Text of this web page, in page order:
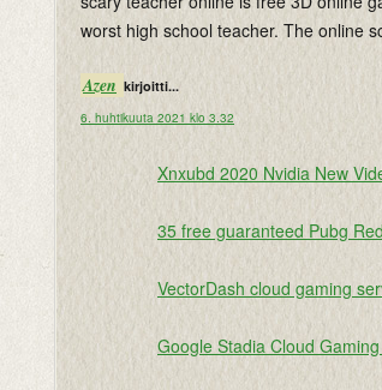
worst high school teacher. The online
Azen kirjoitti...
6. huhtikuuta 2021 klo 3.32
Xnxubd 2020 Nvidia New
35 free guaranteed Pubg
VectorDash cloud gaming
Google Stadia Cloud